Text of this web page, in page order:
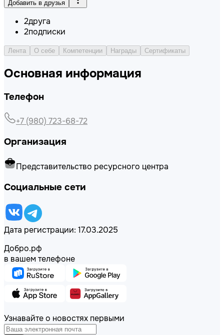
Добавить в друзья
2друга
2подписки
Лента О себе Компетенции Награды Сертификаты
Основная информация
Телефон
+7 (980) 723-68-72
Организация
Представительство ресурсного центра
Социальные сети
Дата регистрации: 17.03.2025
Добро.рф
в вашем телефоне
Узнавайте о новостях первыми